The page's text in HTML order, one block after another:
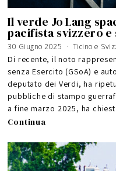
Il verde Jo Lang
pacifista svizzero e
30 Giugno 2025
M
a
g
o
2
0
2
6
Ticino e
Di recente, il noto
senza Esercito (GSoA) e
deputato dei Verdi, ha
pubbliche di stampo
a fine marzo 2025, ha
Continua